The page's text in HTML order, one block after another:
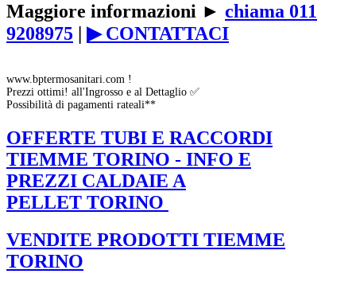
Maggiore informazioni ► chiama 011
9208975
▶ CONTATTACI
www.bptermosanitari.com !
Prezzi ottimi! all'Ingrosso e al Dettaglio ✅
Possibilità di pagamenti rateali**
OFFERTE TUBI E RACCORDI
TIEMME TORINO - INFO E
PREZZI CALDAIE A
PELLET TORINO
VENDITE PRODOTTI TIEMME
TORINO